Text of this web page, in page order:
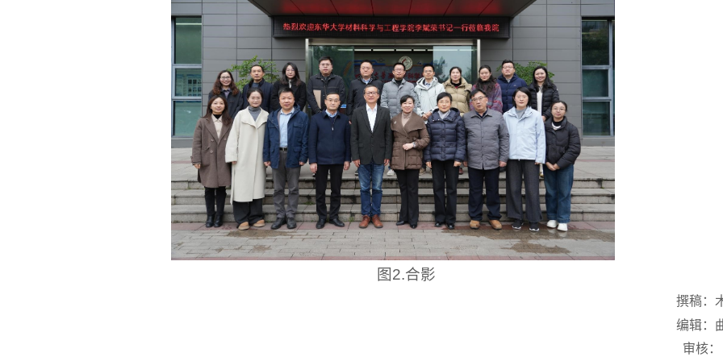
图2.合影
撰稿：
编辑：
审核